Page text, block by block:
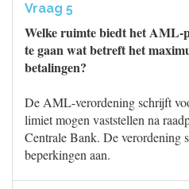
Vraag 5
Welke ruimte biedt het AML-
te gaan wat betreft het
betalingen?
De AML-verordening schrijft
limiet mogen vaststellen na
Centrale Bank. De verordening
beperkingen aan.